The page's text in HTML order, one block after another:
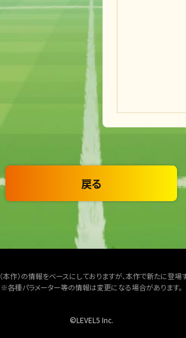
戻る
本作）の情報をベースにしておりますが、本作で新たに登
※各種パラメーター等の情報は変更になる場合があります。
©LEVEL5 Inc.